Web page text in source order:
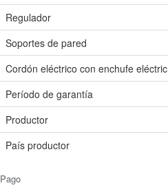
Regulador
Soportes de pared
Cordón eléctrico con enchufe eléctric
Período de garantía
Productor
País productor
Pago